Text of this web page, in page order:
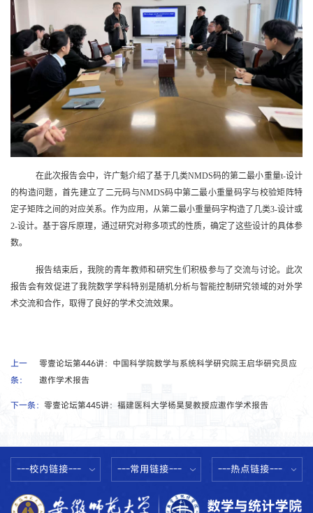
在此次报告会中， 许广魁介绍了基于几类NMDS码的第二最小重量t-设计
的构造问题 ， 首先建立了二元码与NMDS码中第二最小重量码字与校验矩阵特
定子矩阵之间的对应关系。作为应用，从第二最小重量码字构造了几类3-设计或
2-设计。基于容斥原理，通过研究对称多项式的性质，确定了这些设计的具体参
数。
报告结束后，我院的青年教师和研究生们积极参与了交流与讨论。 此次
报告会有效促进了我院数学学科特别是随机分析与智能控制研究领域的对外学
术交流和合作，取得了良好的学术交流效果。
上一
条：
零壹论坛第446讲：中国科学院数学与系统科学研究院王启华研究员应
邀作学术报告
下一条： 零壹论坛第445讲：福建医科大学杨昊旻教授应邀作学术报告
---校内链接--- ---常用链接--- ---热点链接---